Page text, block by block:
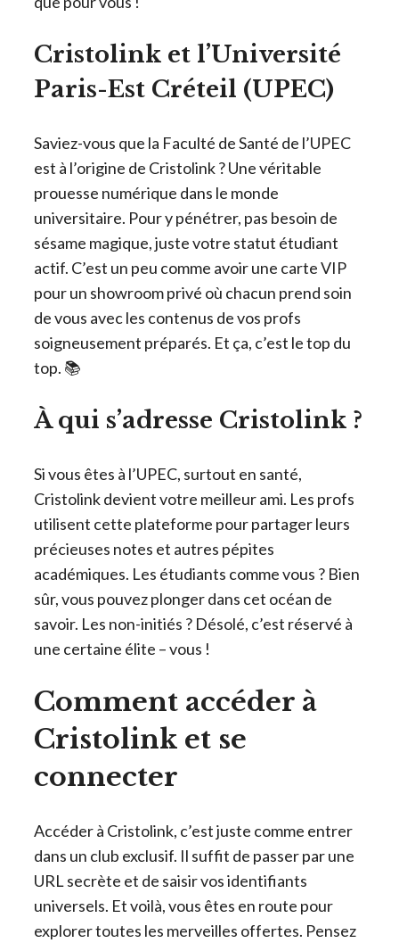
Cristolink et l’Université
Paris-Est Créteil (UPEC)
Saviez-vous que la Faculté de Santé de l’UPEC
est à l’origine de Cristolink ? Une véritable
prouesse numérique dans le monde
universitaire. Pour y pénétrer, pas besoin de
sésame magique, juste votre statut étudiant
actif. C’est un peu comme avoir une carte VIP
pour un showroom privé où chacun prend soin
de vous avec les contenus de vos profs
soigneusement préparés. Et ça, c’est le top du
top. 📚
À qui s’adresse Cristolink ?
Si vous êtes à l’UPEC, surtout en santé,
Cristolink devient votre meilleur ami. Les profs
utilisent cette plateforme pour partager leurs
précieuses notes et autres pépites
académiques. Les étudiants comme vous ? Bien
sûr, vous pouvez plonger dans cet océan de
savoir. Les non-initiés ? Désolé, c’est réservé à
une certaine élite – vous !
Comment accéder à
Cristolink et se
connecter
Accéder à Cristolink, c’est juste comme entrer
dans un club exclusif. Il suffit de passer par une
URL secrète et de saisir vos identifiants
universels. Et voilà, vous êtes en route pour
explorer toutes les merveilles offertes. Pensez